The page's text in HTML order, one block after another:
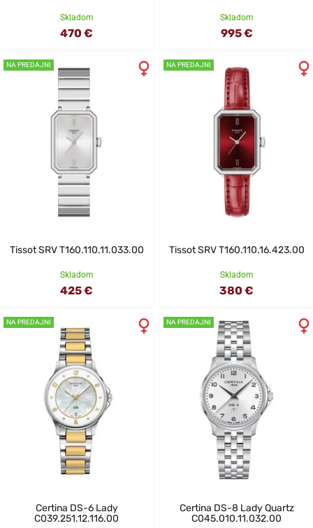
Skladom
470 €
Skladom
995 €
NA PREDAJNI
Tissot SRV T160.110.11.033.00
Skladom
425 €
NA PREDAJNI
Tissot SRV T160.110.16.423.00
Skladom
380 €
NA PREDAJNI
Certina DS-6 Lady
C039.251.12.116.00
NA PREDAJNI
Certina DS-8 Lady Quartz
C045.010.11.032.00